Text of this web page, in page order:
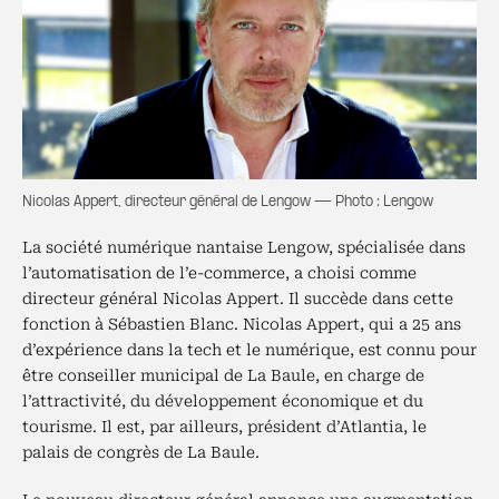
Nicolas Appert, directeur général de Lengow — Photo : Lengow
La société numérique nantaise Lengow, spécialisée dans
l’automatisation de l’e-commerce, a choisi comme
directeur général Nicolas Appert. Il succède dans cette
fonction à Sébastien Blanc. Nicolas Appert, qui a 25 ans
d’expérience dans la tech et le numérique, est connu pour
être conseiller municipal de La Baule, en charge de
l’attractivité, du développement économique et du
tourisme. Il est, par ailleurs, président d’Atlantia, le
palais de congrès de La Baule.